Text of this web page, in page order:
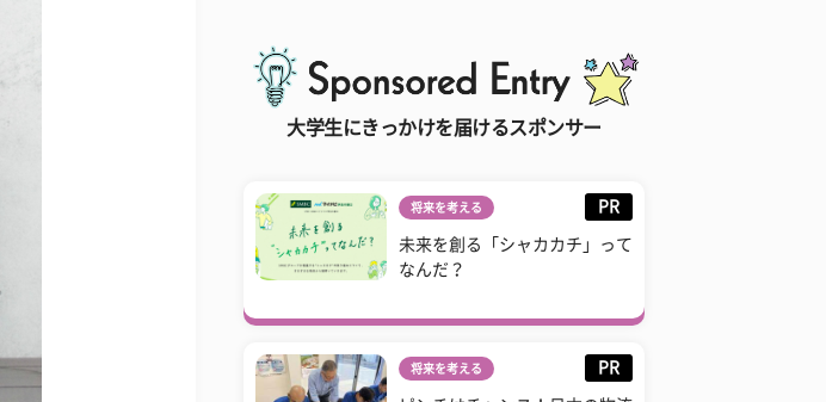
大学生にきっかけを届けるスポンサー
将来を考える PR
未来を創る「シャカカチ」って
なんだ？
将来を考える PR